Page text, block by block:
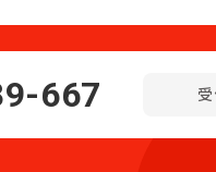
667